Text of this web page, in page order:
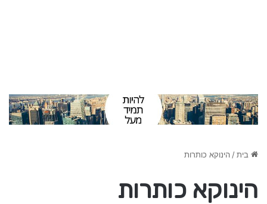
בית/הינוקא כותרות
הינוקא כותרות